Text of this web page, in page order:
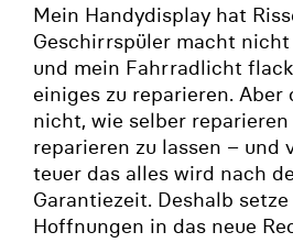
Mein Handydisplay hat
Geschirrspüler macht
und mein Fahrradlicht
einiges zu reparieren.
nicht, wie selber
reparieren zu lassen – und
teuer das alles wird nach
Garantiezeit. Deshalb
Hoffnungen in das neue